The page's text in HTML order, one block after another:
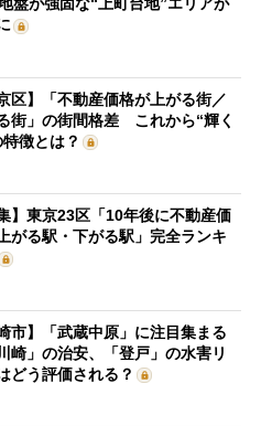
京区】「不動産価格が上がる街／
街」の街間格差 これから“輝く
徴とは？
集】東京23区「10年後に不動産価
がる駅・下がる駅」完全ランキ
崎市】「武蔵中原」に注目集まる
崎」の治安、「登戸」の水害リ
どう評価される？